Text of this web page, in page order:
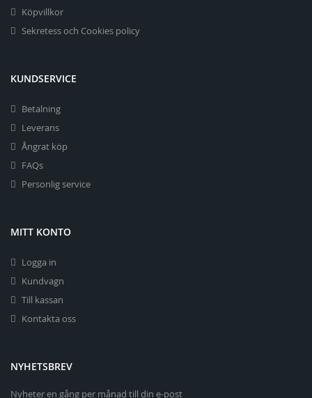
Köpvillkor
Sekretess och Cookies policy
KUNDSERVICE
Betalning
Leverans
Ångrat köp
FAQs
Personlig service
MITT KONTO
Logga in
Kundvagn
Till kassan
Kontakta oss
NYHETSBREV
Nyheter en gång per månad till din e-post